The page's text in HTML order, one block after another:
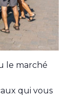
le marché
qui vous